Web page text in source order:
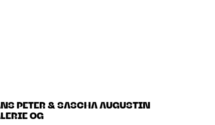
PETER & SASCHA AUGUSTIN
OG